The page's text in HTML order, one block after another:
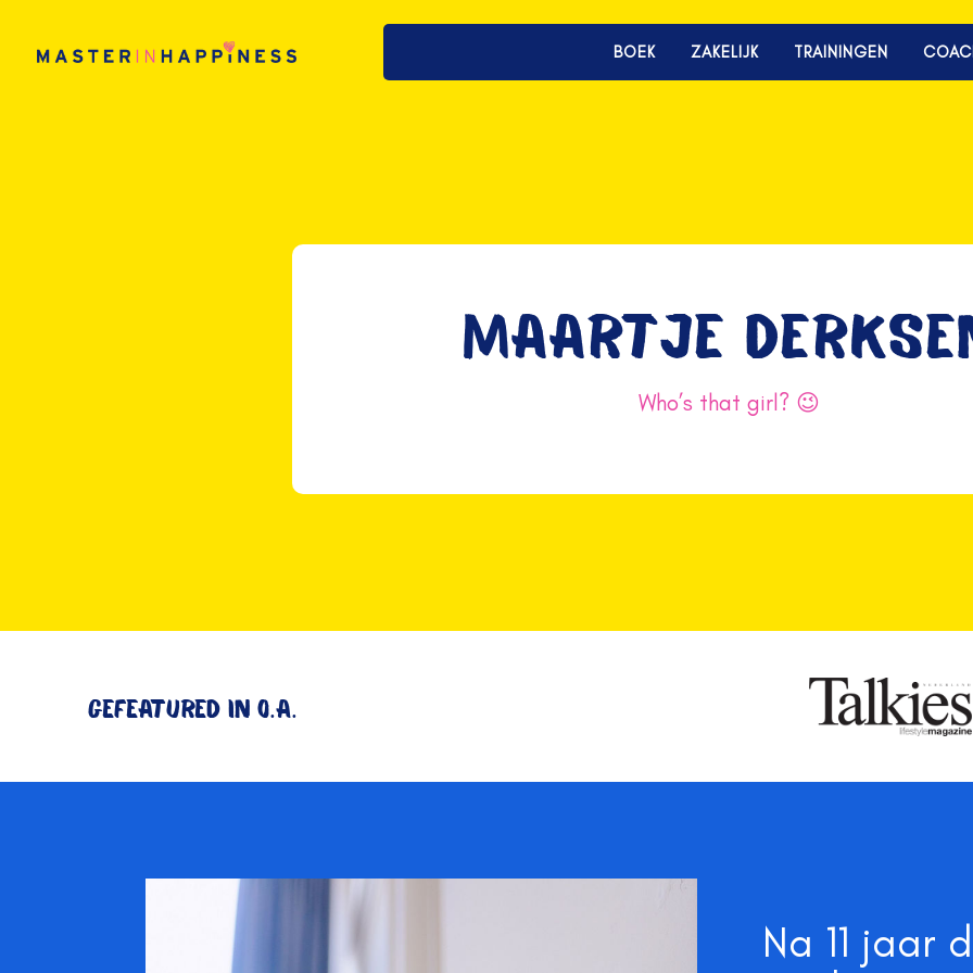
BOEK ZAKELIJK TRAININGEN
MAARTJE
Who’s that girl? 😉
Gefeatured in o.a.
Na 11 jaar